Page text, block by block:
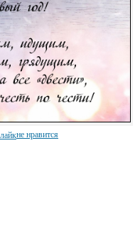
не нравится